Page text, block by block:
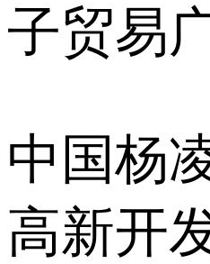
子贸易
中国杨
高新开